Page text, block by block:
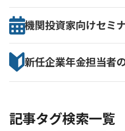
機関投資家向けセミ
新任企業年金担当者
記事タグ検索一覧